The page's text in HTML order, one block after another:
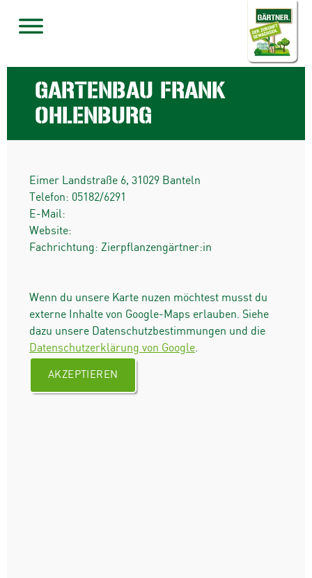
GARTENBAU FRANK
OHLENBURG
Eimer Landstraße 6, 31029 Banteln
Telefon: 05182/6291
E-Mail:
Website:
Fachrichtung: Zierpflanzengärtner:in
Wenn du unsere Karte nuzen möchtest musst du
externe Inhalte von Google-Maps erlauben. Siehe
dazu unsere Datenschutzbestimmungen und die
Datenschutzerklärung von Google.
AKZEPTIEREN